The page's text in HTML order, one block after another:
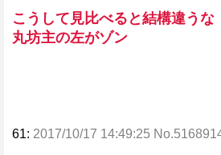
こうして見比べると結構違うな
丸坊主の左がゾン
61: 2017/10/17 14:49:25